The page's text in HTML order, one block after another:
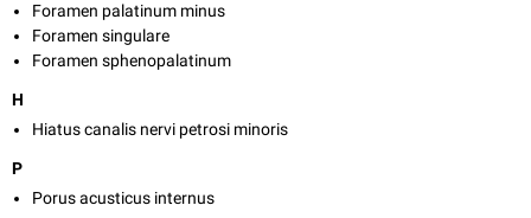
Foramen palatinum minus
Foramen singulare
Foramen sphenopalatinum
H
Hiatus canalis nervi petrosi minoris
P
Porus acusticus internus